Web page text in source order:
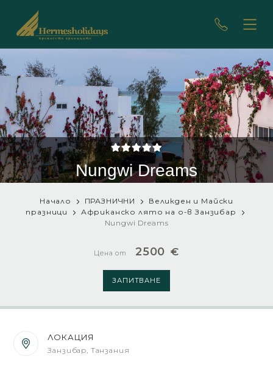
Nungwi Dreams
Начало ПРАЗНИЧНИ
Великден и Майски
празници
Африканско лято на о-в Занзибар
Nungwi Dreams
Цена от 2500 €
ЗАПИТВАНЕ
ЛОКАЦИЯ
Занзибар, Танзания